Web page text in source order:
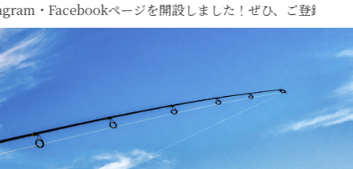
しました！ぜひ、ご登録をお願いいたします。